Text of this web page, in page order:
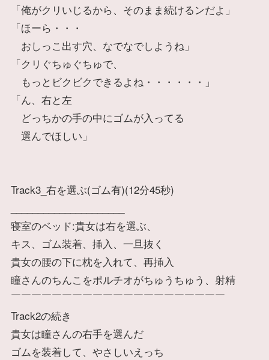
「俺がクリいじるから、そのまま続けるンだよ」
「ほーら・・・
おしっこ出す穴、なでなでしようね」
「クリぐちゅぐちゅで、
もっとビクビクできるよね・・・・・・」
「ん、右と左
どっちかの手の中にゴムが入ってる
選んでほしい」
Track3_右を選ぶ(ゴム有)(12分45秒)
寝室のベッド:貴女は右を選ぶ、
キス、ゴム装着、挿入、一旦抜く
貴女の腰の下に枕を入れて、再挿入
瞳さんのちんこをポルチオがちゅうちゅう、射精
￣￣￣￣￣￣￣￣￣￣￣￣￣￣￣￣￣￣￣￣￣
Track2の続き
貴女は瞳さんの右手を選んだ
ゴムを装着して、やさしいえっち